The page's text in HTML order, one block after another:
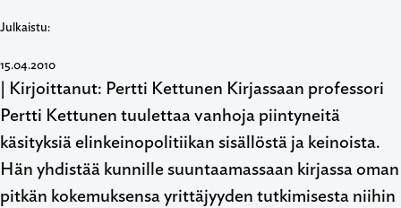
Julkaistu:
15.04.2010
| Kirjoittanut: Pertti Kettunen Kirjassaan professori
Pertti Kettunen tuulettaa vanhoja piintyneitä
käsityksiä elinkeinopolitiikan sisällöstä ja keinoista.
Hän yhdistää kunnille suuntaamassaan kirjassa oman
pitkän kokemuksensa yrittäjyyden tutkimisesta niihin